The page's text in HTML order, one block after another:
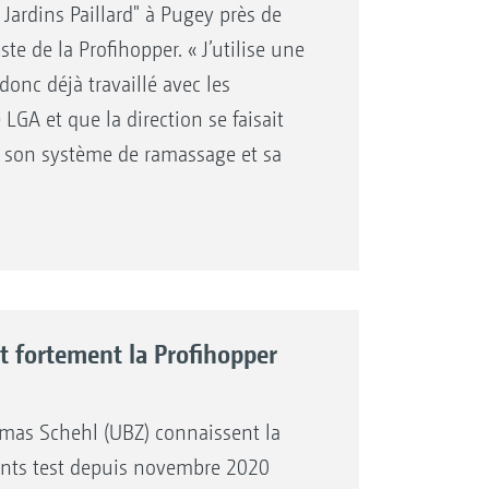
néanmoins beaucoup de
Roger Myatt apprécie
hauteur, sa maniabilité entre
L'atout technique, qui selon
la Profihopper est le fait de réunir
1250 AMAZONE sur les
Paillard" à Pugey près de
de la Profihopper. « J’utilise une
déjà travaillé avec les
LGA et que la direction se faisait
système de ramassage et sa
sers pour tondre, collecter,
est toujours à l’écoute des
la conception et l’évolution de
»
SmartLine 1500 acquise en
fortement la Profihopper
Schehl (UBZ) connaissent la
test depuis novembre 2020